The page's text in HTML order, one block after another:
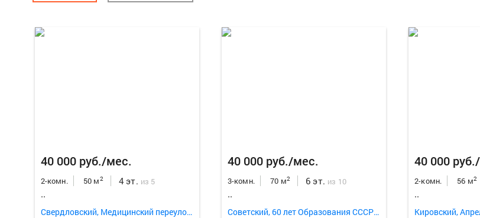
40 000 руб./мес.
2-комн. 50 м2 4 эт. из 5
..
Свердловский, Медицинский переулок 13
40 000 руб./мес.
3-комн. 70 м2 6 эт. из 10
..
Советский, 60 лет Образования СССР проспект 32
40 000
2-комн. 56 м2
..
Кировский,